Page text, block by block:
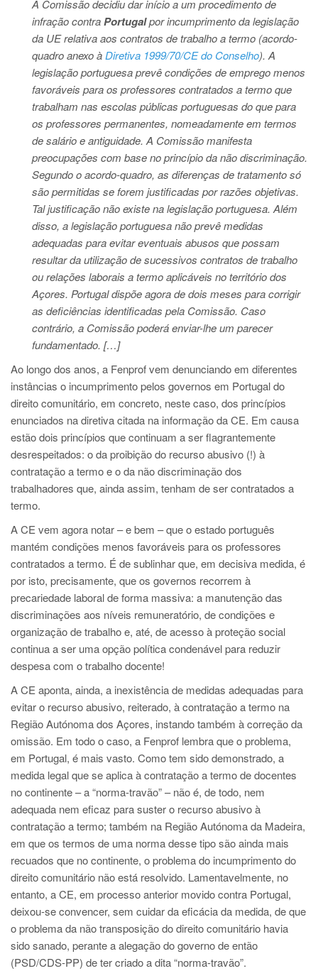
A Comissão decidiu dar início a um procedimento de
infração contraPortugalpor incumprimento da legislação
da UE relativa aos contratos de trabalho a termo (acordo-
quadro anexo àDiretiva 1999/70/CE do Conselho). A
legislação portuguesa prevê condições de emprego menos
favoráveis para os professores contratados a termo que
trabalham nas escolas públicas portuguesas do que para
os professores permanentes, nomeadamente em termos
de salário e antiguidade. A Comissão manifesta
preocupações com base no princípio da não discriminação.
Segundo o acordo-quadro, as diferenças de tratamento só
são permitidas se forem justificadas por razões objetivas.
Tal justificação não existe na legislação portuguesa. Além
disso, a legislação portuguesa não prevê medidas
adequadas para evitar eventuais abusos que possam
resultar da utilização de sucessivos contratos de trabalho
ou relações laborais a termo aplicáveis no território dos
Açores. Portugal dispõe agora de dois meses para corrigir
as deficiências identificadas pela Comissão. Caso
contrário, a Comissão poderá enviar-lhe um parecer
fundamentado. […]
Ao longo dos anos, a Fenprof vem denunciando em diferentes
instâncias o incumprimento pelos governos em Portugal do
direito comunitário, em concreto, neste caso, dos princípios
enunciados na diretiva citada na informação da CE. Em causa
estão dois princípios que continuam a ser flagrantemente
desrespeitados: o da proibição do recurso abusivo (!) à
contratação a termo e o da não discriminação dos
trabalhadores que, ainda assim, tenham de ser contratados a
termo.
A CE vem agora notar – e bem – que o estado português
mantém condições menos favoráveis para os professores
contratados a termo. É de sublinhar que, em decisiva medida, é
por isto, precisamente, que os governos recorrem à
precariedade laboral de forma massiva: a manutenção das
discriminações aos níveis remuneratório, de condições e
organização de trabalho e, até, de acesso à proteção social
continua a ser uma opção política condenável para reduzir
despesa com o trabalho docente!
A CE aponta, ainda, a inexistência de medidas adequadas para
evitar o recurso abusivo, reiterado, à contratação a termo na
Região Autónoma dos Açores, instando também à correção da
omissão. Em todo o caso, a Fenprof lembra que o problema,
em Portugal, é mais vasto. Como tem sido demonstrado, a
medida legal que se aplica à contratação a termo de docentes
no continente – a “norma-travão” – não é, de todo, nem
adequada nem eficaz para suster o recurso abusivo à
contratação a termo; também na Região Autónoma da Madeira,
em que os termos de uma norma desse tipo são ainda mais
recuados que no continente, o problema do incumprimento do
direito comunitário não está resolvido. Lamentavelmente, no
entanto, a CE, em processo anterior movido contra Portugal,
deixou-se convencer, sem cuidar da eficácia da medida, de que
o problema da não transposição do direito comunitário havia
sido sanado, perante a alegação do governo de então
(PSD/CDS-PP) de ter criado a dita “norma-travão”.